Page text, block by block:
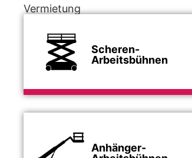
Vermietung
Scheren-
Arbeitsbühnen
Anhänger-